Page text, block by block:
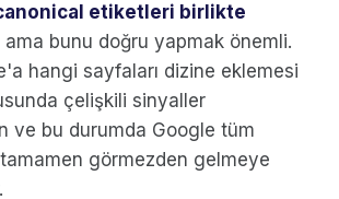
etiketleri birlikte
ama bunu doğru yapmak önemli.
hangi sayfaları dizine eklemesi
çelişkili sinyaller
ve bu durumda Google tüm
görmezden gelmeye